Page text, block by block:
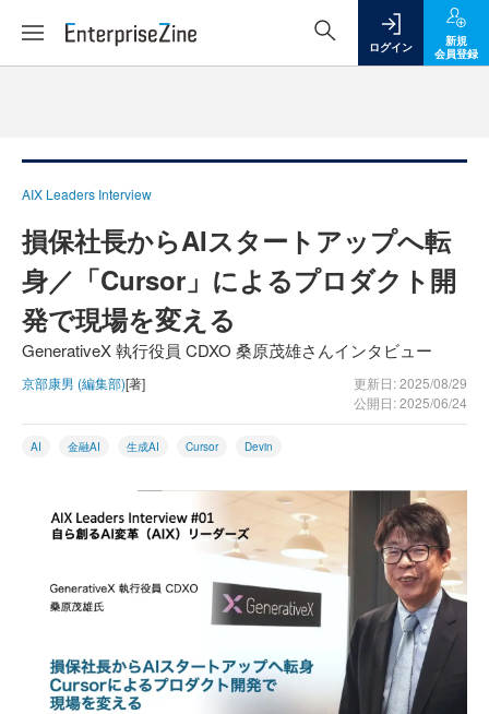
ログイン
新規
会員登録
AIX Leaders Interview
損保社長からAIスタートアップへ転
身／「Cursor」によるプロダクト開
発で現場を変える
GenerativeX 執行役員 CDXO 桑原茂雄さんインタビュー
京部康男 (編集部)[著]
更新日: 2025/08/29
公開日: 2025/06/24
AI 金融AI 生成AI Cursor Devin